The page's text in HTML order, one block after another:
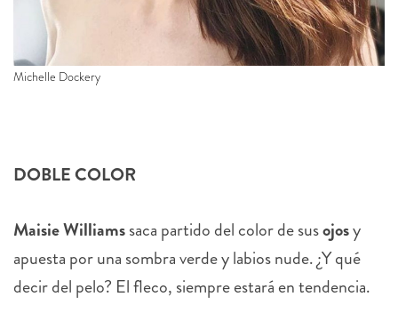
Michelle Dockery
DOBLE COLOR
Maisie Williamssaca partido del color de susojosy
apuesta por una sombra verde y labios nude. ¿Y qué
decir del pelo? El fleco, siempre estará en tendencia.